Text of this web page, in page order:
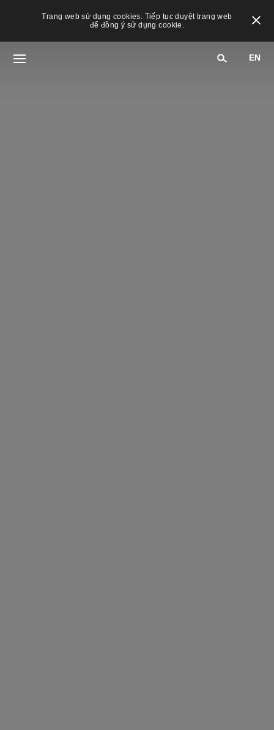
Trang web sử dụng cookies. Tiếp tục duyệt trang web
để đồng ý sử dụng cookie.
EN